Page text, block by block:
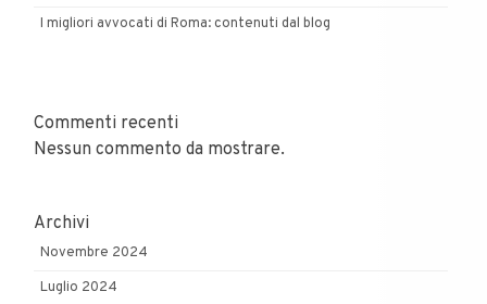
I migliori avvocati di Roma: contenuti dal blog
Commenti recenti
Nessun commento da mostrare.
Archivi
Novembre 2024
Luglio 2024